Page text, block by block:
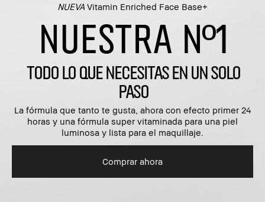
NUEVA Vitamin Enriched Face Base+
NUESTRA Nº1
TODO LO QUE NECESITAS EN UN SOLO
PASO
La fórmula que tanto te gusta, ahora con efecto primer 24
horas y una fórmula super vitaminada para una piel
luminosa y lista para el maquillaje.
Comprar ahora